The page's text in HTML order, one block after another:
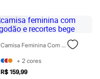
Camisa Feminina Com Algodão E Recortes Bege
+ 2 cores
R$ 159,99